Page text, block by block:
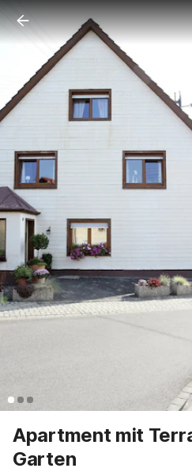
Apartment mit
Garten